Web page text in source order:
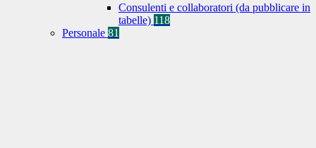
Consulenti e collaboratori (da pubblicare in
tabelle) 118
Personale 81